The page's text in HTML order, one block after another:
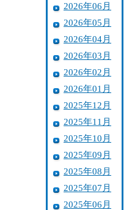
2026年06月
2026年05月
2026年04月
2026年03月
2026年02月
2026年01月
2025年12月
2025年11月
2025年10月
2025年09月
2025年08月
2025年07月
2025年06月